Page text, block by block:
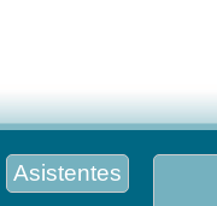
Asistentes